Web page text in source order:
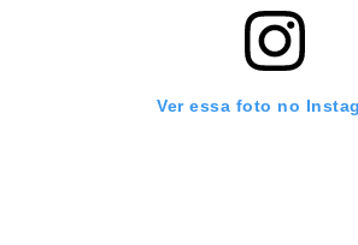
Ver essa foto no